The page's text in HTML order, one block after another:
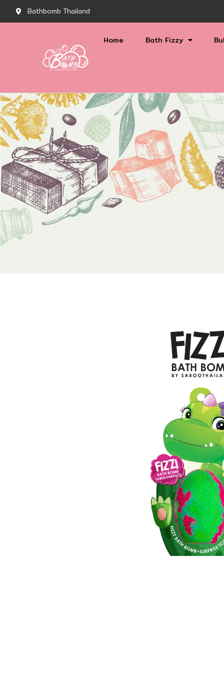
Bathbomb Thailand
Home Bath Fizzy